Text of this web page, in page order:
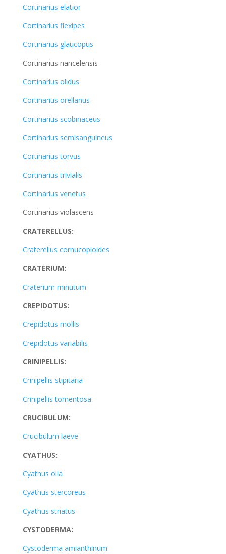
Cortinarius elatior
Cortinarius flexipes
Cortinarius glaucopus
Cortinarius nancelensis
Cortinarius olidus
Cortinarius orellanus
Cortinarius scobinaceus
Cortinarius semisanguineus
Cortinarius torvus
Cortinarius trivialis
Cortinarius venetus
Cortinarius violascens
CRATERELLUS:
Craterellus cornucopioides
CRATERIUM:
Craterium minutum
CREPIDOTUS:
Crepidotus mollis
Crepidotus variabilis
CRINIPELLIS:
Crinipellis stipitaria
Crinipellis tomentosa
CRUCIBULUM:
Crucibulum laeve
CYATHUS:
Cyathus olla
Cyathus stercoreus
Cyathus striatus
CYSTODERMA:
Cystoderma amianthinum